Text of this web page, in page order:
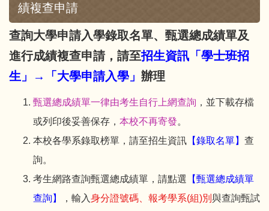
績複查申請
查詢大學申請入學錄取名單、甄選總成績單及
進行成績複查申請，請至招生資訊「學士班招
生」→「大學申請入學」 辦理
甄選總成績單一律由考生自行上網查詢 ，並下載存檔
或列印後妥善保存， 本校不再寄發。
本校各學系錄取榜單，請至招生資訊 【錄取名單】 查
詢。
考生網路查詢甄選總成績單，請點選 【甄選總成績單
查詢】
，輸入身分證號碼、報考學系(組)別 與查詢甄試